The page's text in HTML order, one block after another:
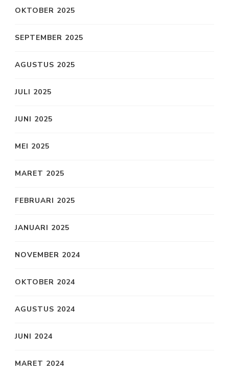
OKTOBER 2025
SEPTEMBER 2025
AGUSTUS 2025
JULI 2025
JUNI 2025
MEI 2025
MARET 2025
FEBRUARI 2025
JANUARI 2025
NOVEMBER 2024
OKTOBER 2024
AGUSTUS 2024
JUNI 2024
MARET 2024